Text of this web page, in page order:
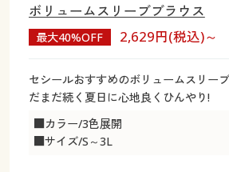
大きいサイズ レディース下着
大きいサイズ メンズ
大きいサイズ 事務・制服
シークレットセール
商品カテゴリ一覧
カタログ・チラシからのご注文
デジタルカタログ
カタログ
デジタルカタログ
カタログ無料プレゼント
ボリュームスリーブブラウス
最大40%OFF 2,629円(税込)～
セシールおすすめのボリュームスリー
だまだ続く夏日に心地良くひんやり!
■カラー/3色展開
■サイズ/S～3L